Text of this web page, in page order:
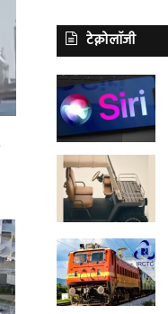
टेक्नोलॉजी